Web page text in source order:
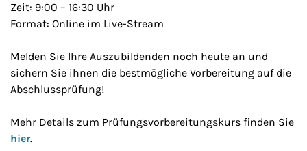
Zeit: 9:00 – 16:30 Uhr
Format: Online im Live-Stream
Melden Sie Ihre Auszubildenden noch heute an und
sichern Sie ihnen die bestmögliche Vorbereitung auf die
Abschlussprüfung!
Mehr Details zum Prüfungsvorbereitungskurs finden Sie
hier.